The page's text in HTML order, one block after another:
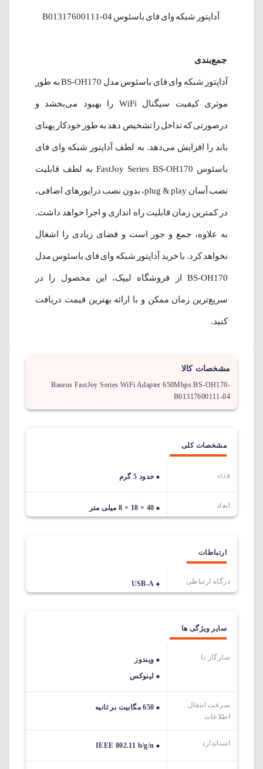
آداپتور شبکه وای فای باسئوس B01317600111-04
جمع‌بندی
آداپتور شبکه وای فای باسئوس مدل BS-OH170 به طور
موثری کیفیت سیگنال WiFi را بهبود می‌بخشد و
درصورتی که تداخل را تشخیص دهد به طور خودکار پهنای
باند را افزایش می‌دهد. به لطف آداپتور شبکه وای فای
باسئوس FastJoy Series BS-OH170 به لطف قابلیت
نصب آسان plug & play، بدون نصب درایورهای اضافی،
در کمترین زمان قابلیت راه اندازی و اجرا خواهد داشت.
به علاوه، جمع و جور است و فضای زیادی را اشغال
نخواهد کرد. با خرید آداپتور شبکه وای فای باسئوس مدل
BS-OH170 از فروشگاه لیپک، این محصول را در
سریع‌ترین زمان ممکن و با ارائه بهترین قیمت دریافت
کنید.
مشخصات کالا
Baseus FastJoy Series WiFi Adapter 650Mbps BS-OH170-
B01317600111-04
مشخصات کلی
وزن حدود 5 گرم
ابعاد 40 × 18 × 8 میلی متر
ارتباطات
درگاه ارتباطی USB-A
سایر ویژگی ها
سازگار با
ویندوز
لینوکس
سرعت انتقال
اطلاعات
650 مگابیت بر ثانیه
استاندارد IEEE 802.11 b/g/n